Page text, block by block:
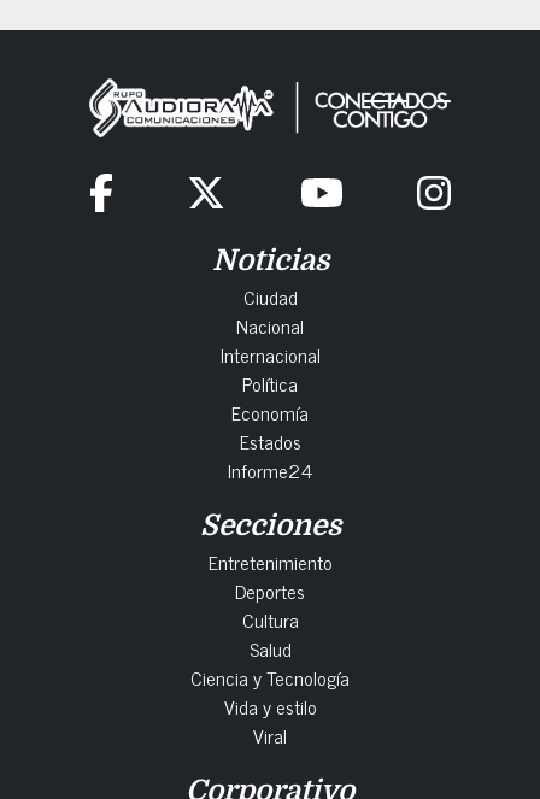
Noticias
Ciudad
Nacional
Internacional
Política
Economía
Estados
Informe24
Secciones
Entretenimiento
Deportes
Cultura
Salud
Ciencia y Tecnología
Vida y estilo
Viral
Corporativo